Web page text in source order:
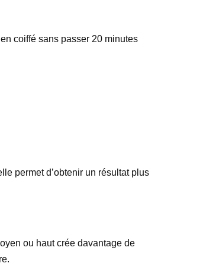
coiffé sans passer 20 minutes
permet d’obtenir un résultat plus
ou haut crée davantage de